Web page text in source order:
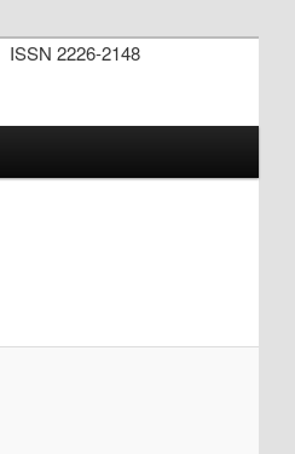
ISSN 2226-2148